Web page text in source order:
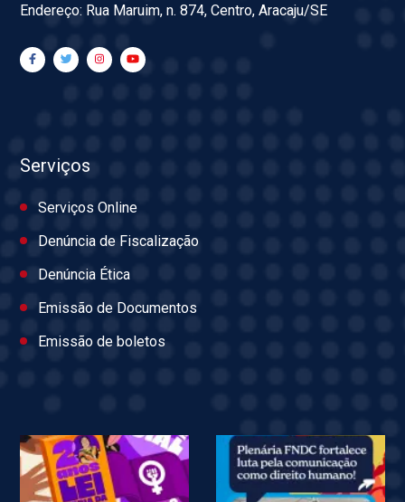
Endereço: Rua Maruim, n. 874, Centro, Aracaju/SE
Serviços
Serviços Online
Denúncia de Fiscalização
Denúncia Ética
Emissão de Documentos
Emissão de boletos